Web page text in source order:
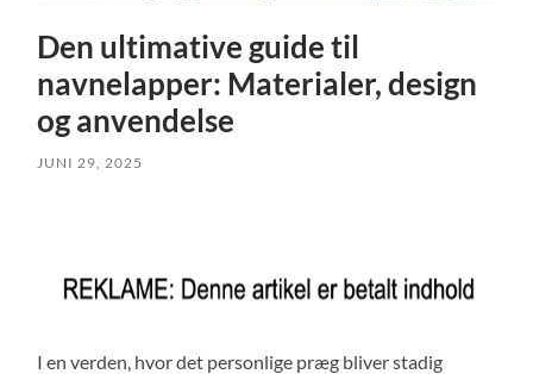
Den ultimative guide til
navnelapper: Materialer, design
og anvendelse
JUNI 29, 2025
I en verden, hvor det personlige præg bliver stadig